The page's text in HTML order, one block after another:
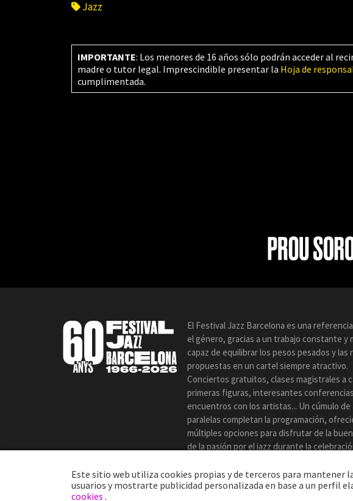
Jazz
IMPORTANTE: Los menores de 16 años sólo podrán acceder al
madre o tutor legal. Imprescindible presentar la Hoja de
cumplimentada.
El Festival Jazz Barcelona es una
el género, gracias a un trabajo constante y
capaz de equilibrar los pesos pesados y las
propuestas en un cartel siempre atractivo.
Conciertos gratuitos, clases magistrales a
primeras figuras, interesantes
encuentros con los artistas... Un cúmulo
paralelas completan la programación,
múltiples opciones para disfrutar de la
de la pasión por el jazz durante la
Este sitio web utiliza cookies propias y de terceros para mantener
usuarios y mostrarte publicidad personalizada en base a un perfil
cookies .